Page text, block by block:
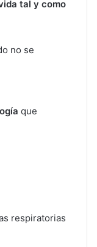
tal y como
no se
que
respiratorias